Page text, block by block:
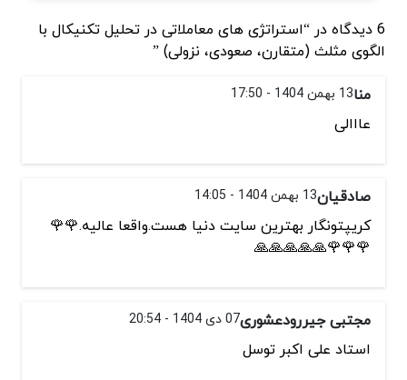
6 دیدگاه در “استراتژی های معاملاتی در تحلیل تکنیکال با
الگوی مثلث (متقارن، صعودی، نزولی) ”
منا13 بهمن 1404 - 17:50
عااالی
صادقیان13 بهمن 1404 - 14:05
کریپتونگار بهترین سایت دنیا هست.واقعا عالیه.🌹🌹
🌹🌹🌹🙏🙏🙏🙏🙏
مجتبی جیررودعشوری07 دی 1404 - 20:54
استاد علی اکبر توسل